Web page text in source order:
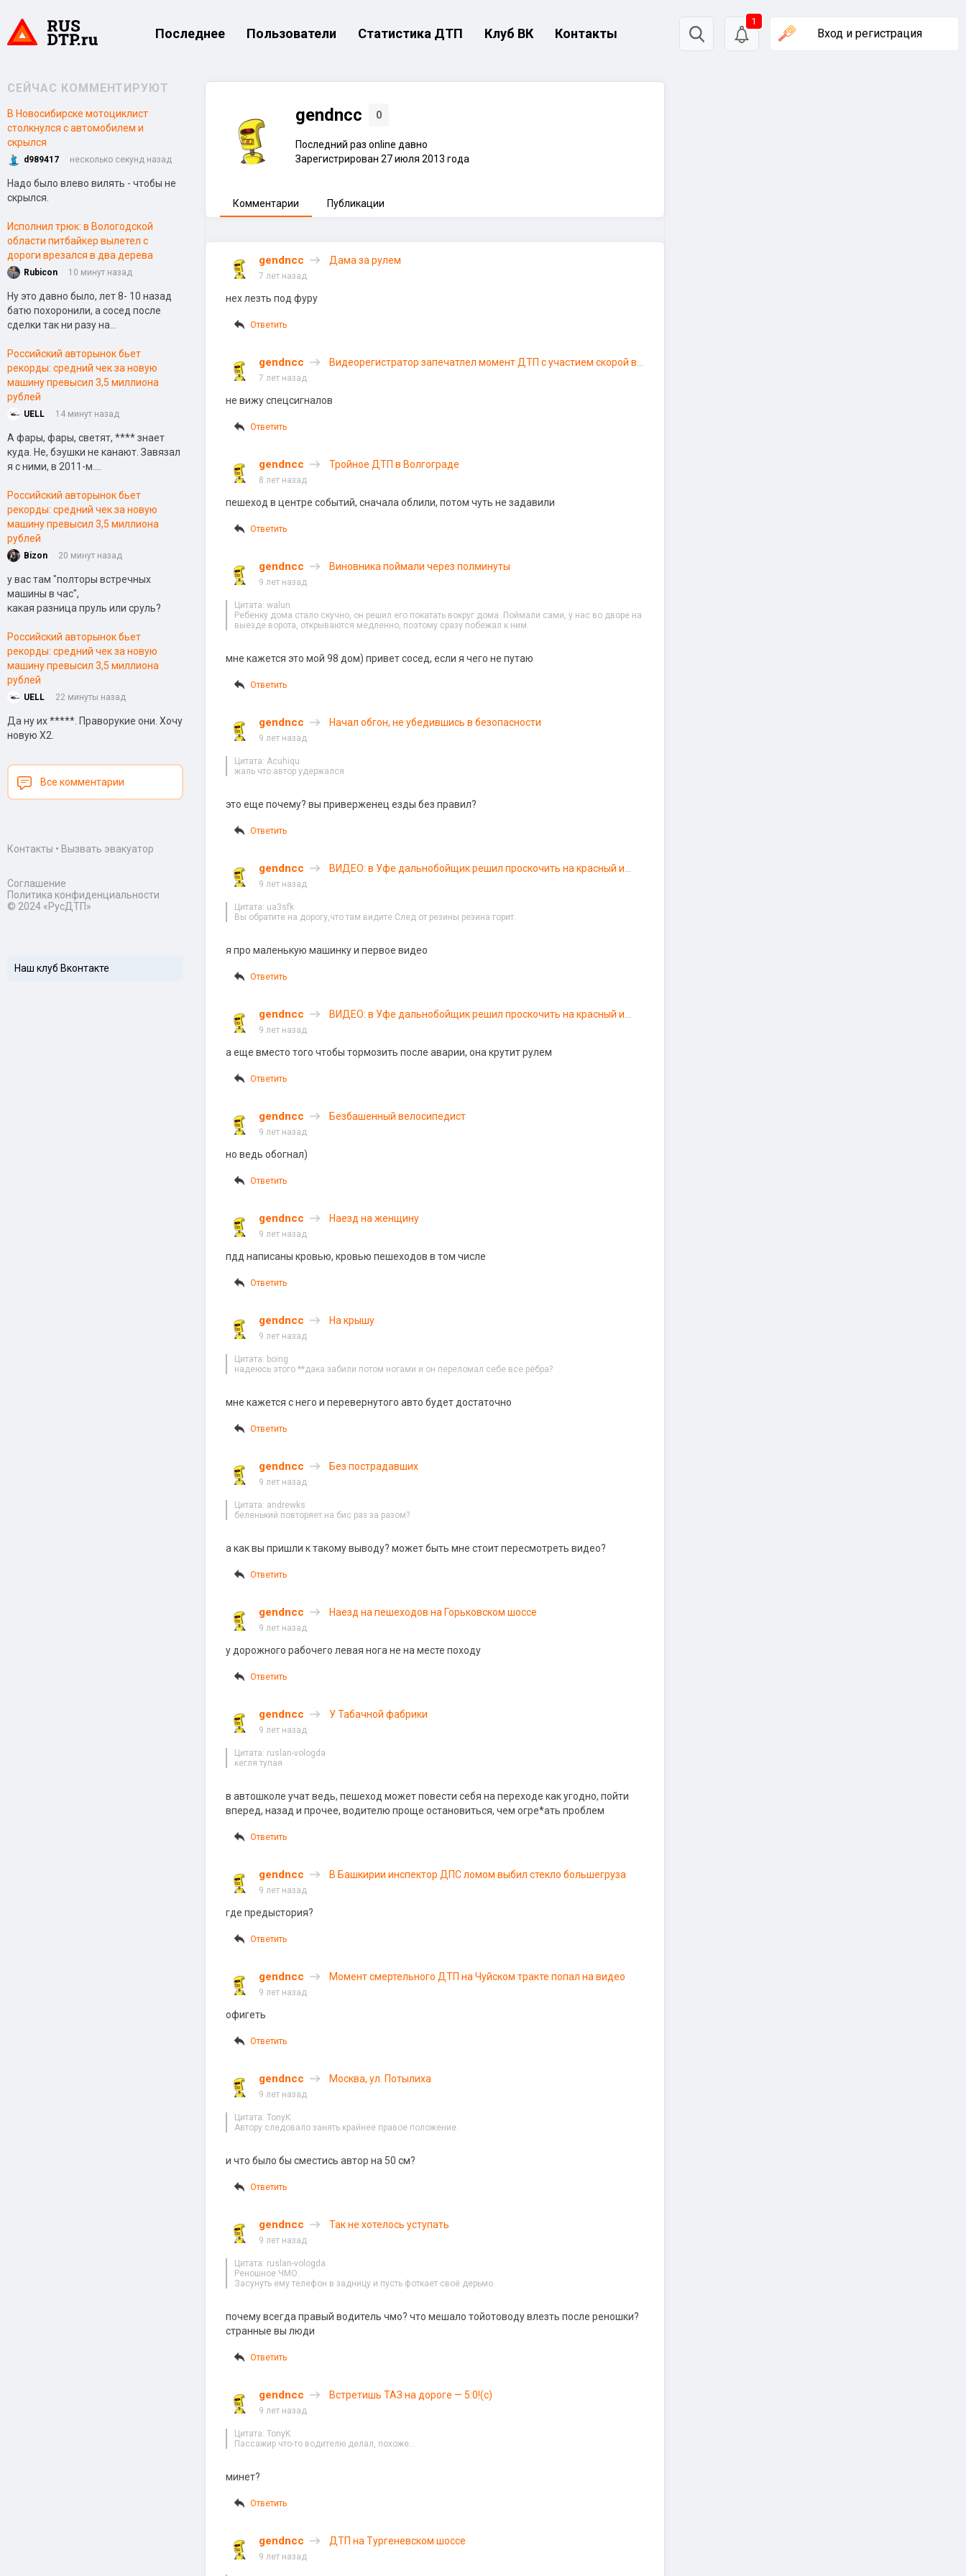
Последнее Пользователи Статистика ДТП Клуб ВК Контакты
1
Вход и регистрация
СЕЙЧАС КОММЕНТИРУЮТ
В Новосибирске мотоциклист
столкнулся с автомобилем и
скрылся
d989417 несколько секунд назад
Надо было влево вилять - чтобы не
скрылся.
Исполнил трюк: в Вологодской
области питбайкер вылетел с
дороги врезался в два дерева
Rubicon 10 минут назад
Ну это давно было, лет 8- 10 назад
батю похоронили, а сосед после
сделки так ни разу на...
Российский авторынок бьет
рекорды: средний чек за новую
машину превысил 3,5 миллиона
рублей
UELL 14 минут назад
А фары, фары, светят, **** знает
куда. Не, бэушки не канают. Завязал
я с ними, в 2011-м....
Российский авторынок бьет
рекорды: средний чек за новую
машину превысил 3,5 миллиона
рублей
Bizon 20 минут назад
у вас там "полторы встречных
машины в час",
какая разница пруль или сруль?
Российский авторынок бьет
рекорды: средний чек за новую
машину превысил 3,5 миллиона
рублей
UELL 22 минуты назад
Да ну их *****. Праворукие они. Хочу
новую Х2.
Все комментарии
Контакты • Вызвать эвакуатор
Соглашение
Политика конфиденциальности
© 2024 «РусДТП»
Наш клуб Вконтакте
gendncc 0
Последний раз online давно
Зарегистрирован 27 июля 2013 года
Комментарии Публикации
gendncc Дама за рулем
7 лет назад
нех лезть под фуру
Ответить
gendncc
Видеорегистратор запечатлел момент ДТП с участием скорой в
7 лет назад
не вижу спецсигналов
Ответить
gendncc Тройное ДТП в Волгограде
8 лет назад
пешеход в центре событий, сначала облили, потом чуть не задавили
Ответить
gendncc Виновника поймали через полминуты
9 лет назад
Цитата: walun
Ребенку дома стало скучно, он решил его покатать вокруг дома. Поймали сами, у нас во дворе на
выезде ворота, открываются медленно, поэтому сразу побежал к ним.
мне кажется это мой 98 дом) привет сосед, если я чего не путаю
Ответить
gendncc Начал обгон, не убедившись в безопасности
9 лет назад
Цитата: Acuhiqu
жаль что автор удержался
это еще почему? вы приверженец езды без правил?
Ответить
gendncc
ВИДЕО: в Уфе дальнобойщик решил проскочить на красный и
9 лет назад
Цитата: ua3sfk
Вы обратите на дорогу,что там видите.След от резины резина горит.
я про маленькую машинку и первое видео
Ответить
gendncc
ВИДЕО: в Уфе дальнобойщик решил проскочить на красный и
9 лет назад
а еще вместо того чтобы тормозить после аварии, она крутит рулем
Ответить
gendncc Безбашенный велосипедист
9 лет назад
но ведь обогнал)
Ответить
gendncc Наезд на женщину
9 лет назад
пдд написаны кровью, кровью пешеходов в том числе
Ответить
gendncc На крышу
9 лет назад
Цитата: boing
надеюсь этого **дака забили потом ногами и он переломал себе все рёбра?
мне кажется с него и перевернутого авто будет достаточно
Ответить
gendncc Без пострадавших
9 лет назад
Цитата: andrewks
беленький повторяет на бис раз за разом?
а как вы пришли к такому выводу? может быть мне стоит пересмотреть видео?
Ответить
gendncc Наезд на пешеходов на Горьковском шоссе
9 лет назад
у дорожного рабочего левая нога не на месте походу
Ответить
gendncc У Табачной фабрики
9 лет назад
Цитата: ruslan-vologda
кегля тупая
в автошколе учат ведь, пешеход может повести себя на переходе как угодно, пойти
вперед, назад и прочее, водителю проще остановиться, чем огре*ать проблем
Ответить
gendncc В Башкирии инспектор ДПС ломом выбил стекло большегруза
9 лет назад
где предыстория?
Ответить
gendncc Момент смертельного ДТП на Чуйском тракте попал на видео
9 лет назад
офигеть
Ответить
gendncc Москва, ул. Потылиха
9 лет назад
Цитата: TonyK
Автору следовало занять крайнее правое положение.
и что было бы сместись автор на 50 см?
Ответить
gendncc Так не хотелось уступать
9 лет назад
Цитата: ruslan-vologda
Реношное ЧМО.
Засунуть ему телефон в задницу и пусть фоткает своё дерьмо.
почему всегда правый водитель чмо? что мешало тойотоводу влезть после реношки?
странные вы люди
Ответить
gendncc Встретишь ТАЗ на дороге — 5:0!(с)
9 лет назад
Цитата: TonyK
Пассажир что-то водителю делал, похоже…
минет?
Ответить
gendncc ДТП на Тургеневском шоссе
9 лет назад